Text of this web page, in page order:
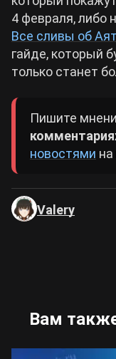
4 февраля, либо
Все сливы об
гайде, который
только станет
Пишите
новостями
Valery
Вам